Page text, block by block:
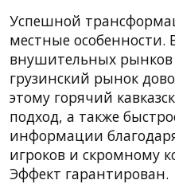
Успешной
местные особенности.
внушительных
грузинский рынок
этому горячий
подход, а также
информации
игроков и скромному
Эффект гарантирован.